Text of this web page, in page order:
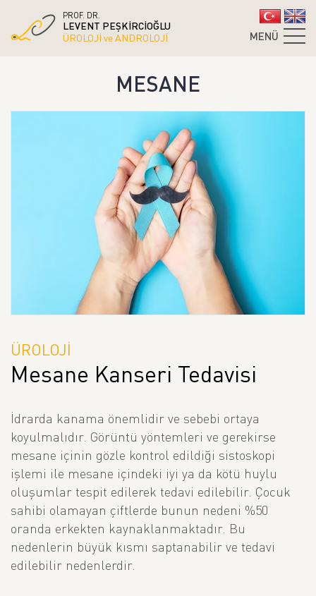
PROF. DR.
LEVENT PEŞKİRCİOĞLU
ÜROLOJİ ve ANDROLOJİ
MENÜ
MESANE
ÜROLOJİ
Mesane Kanseri Tedavisi
İdrarda kanama önemlidir ve sebebi ortaya
koyulmalıdır. Görüntü yöntemleri ve gerekirse
mesane içinin gözle kontrol edildiği sistoskopi
işlemi ile mesane içindeki iyi ya da kötü huylu
oluşumlar tespit edilerek tedavi edilebilir. Çocuk
sahibi olamayan çiftlerde bunun nedeni %50
oranda erkekten kaynaklanmaktadır. Bu
nedenlerin büyük kısmı saptanabilir ve tedavi
edilebilir nedenlerdir.